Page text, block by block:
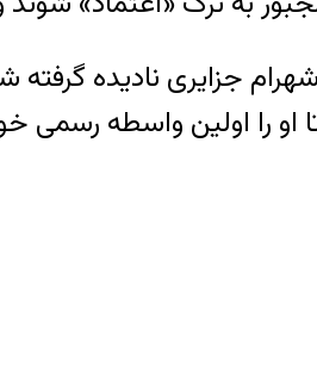
او را اولین واسطه‏